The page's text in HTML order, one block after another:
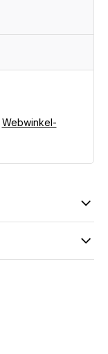
Webwinkel-